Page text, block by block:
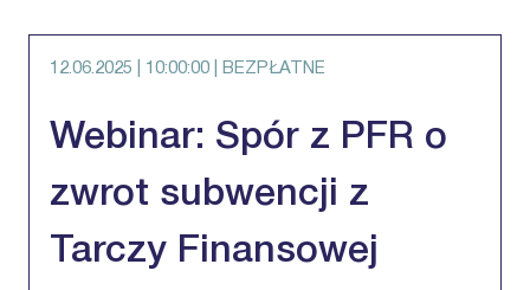
12.06.2025 | 10:00:00 | BEZPŁATNE
Webinar: Spór z PFR o
zwrot subwencji z
Tarczy Finansowej